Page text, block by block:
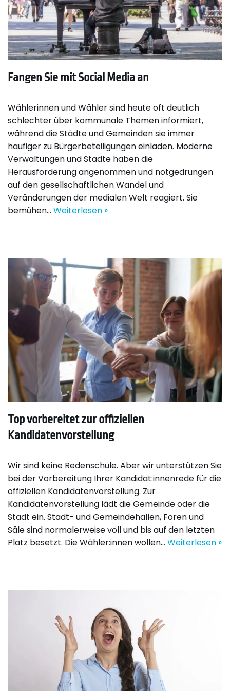
Fangen Sie mit Social Media an
Wählerinnen und Wähler sind heute oft deutlich
schlechter über kommunale Themen informiert,
während die Städte und Gemeinden sie immer
häufiger zu Bürgerbeteiligungen einladen. Moderne
Verwaltungen und Städte haben die
Herausforderung angenommen und notgedrungen
auf den gesellschaftlichen Wandel und
Veränderungen der medialen Welt reagiert. Sie
bemühen… Weiterlesen »
Top vorbereitet zur offiziellen
Kandidatenvorstellung
Wir sind keine Redenschule. Aber wir unterstützen Sie
bei der Vorbereitung Ihrer Kandidat:innenrede für die
offiziellen Kandidatenvorstellung. Zur
Kandidatenvorstellung lädt die Gemeinde oder die
Stadt ein. Stadt- und Gemeindehallen, Foren und
Säle sind normalerweise voll und bis auf den letzten
Platz besetzt. Die Wähler:innen wollen… Weiterlesen »